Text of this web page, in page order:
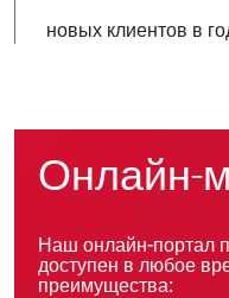
новых клиентов в
Онлайн-
Наш онлайн-портал
доступен в любое
преимущества: